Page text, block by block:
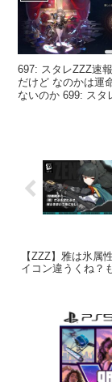
697: スタレZZZ速
だけど なのかは運
ないのか 699: スタ
【ZZZ】雅は氷属
イコン違うくね？